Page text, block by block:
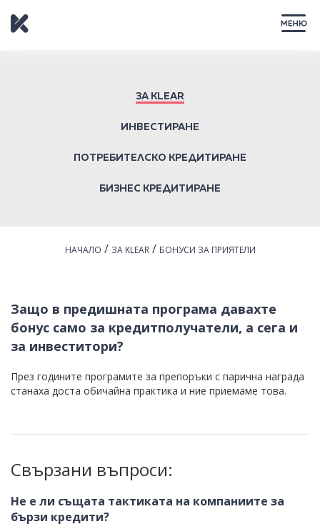
ЗА KLEAR
ИНВЕСТИРАНЕ
ПОТРЕБИТЕЛСКО КРЕДИТИРАНЕ
БИЗНЕС КРЕДИТИРАНЕ
НАЧАЛО / ЗА KLEAR/ БОНУСИ ЗА ПРИЯТЕЛИ
Защо в предишната програма давахте
бонус само за кредитполучатели, а сега и
за инвеститори?
През годините програмите за препоръки с парична награда
станаха доста обичайна практика и ние приемаме това.
Свързани въпроси:
Не е ли същата тактиката на компаниите за
бързи кредити?